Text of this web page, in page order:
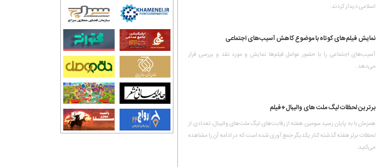
اسلامی دیدار کردند.
نمایش فیلم‌های کوتاه با موضوع کاهش آسیب‌های اجتماعی
آسیب‌های اجتماعی را با حضور عوامل فیلم‌ها نمایش و مورد نقد و بررسی قرار
می‌دهد .
برترین لحظات لیگ ملت های والیبال+فیلم
همزمان با به پایان رسید سومین هفته از رقابت‌های لیگ ملت‌های والیبال، تعدادی از
لحظات برتر هفته گذشته کنار یکدیگر جمع آوری شده است که در ادامه آن را مشاهده
می‌کنید.